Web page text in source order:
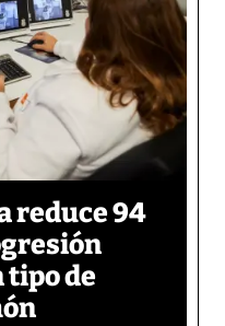
reduce 94
de